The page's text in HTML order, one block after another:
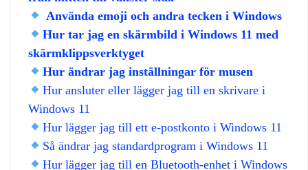
Använda emoji och andra tecken i Windows
Hur tar jag en skärmbild i Windows 11 med
skärmklippsverktyget
Hur ändrar jag inställningar för musen
Hur ansluter eller lägger jag till en skrivare i
Windows 11
Hur lägger jag till ett e-postkonto i Windows 11
Så ändrar jag standardprogram i Windows 11
Hur lägger jag till en Bluetooth-enhet i Windows